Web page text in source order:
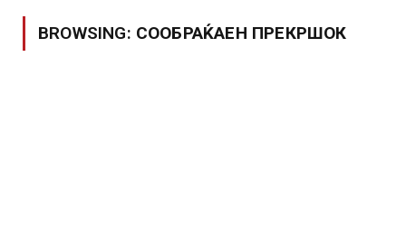
BROWSING: СООБРАЌАЕН ПРЕКРШОК